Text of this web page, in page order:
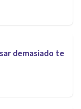
demasiado te